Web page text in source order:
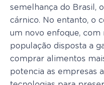
semelhança do Brasil,
cárnico. No entanto, o
um novo enfoque, com
população disposta a
comprar alimentos
potencia as empresas